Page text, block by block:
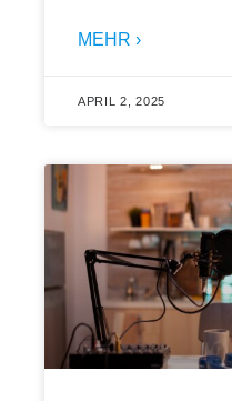
MEHR ›
APRIL 2, 2025